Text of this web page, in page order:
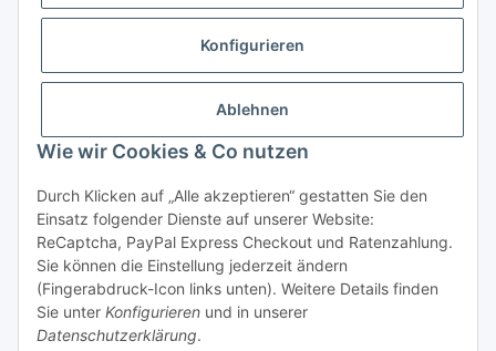
Konfigurieren
Ablehnen
Wie wir Cookies & Co nutzen
Durch Klicken auf „Alle akzeptieren“ gestatten Sie den
Einsatz folgender Dienste auf unserer Website:
ReCaptcha, PayPal Express Checkout und Ratenzahlung.
Sie können die Einstellung jederzeit ändern
(Fingerabdruck-Icon links unten). Weitere Details finden
Sie unter Konfigurieren und in unserer
Datenschutzerklärung.
Allgemeine Informationen
Rechtliche Infomationen
Service
Vertrag widerrufen
* Alle Preise inkl. gesetzlicher USt., zzgl.